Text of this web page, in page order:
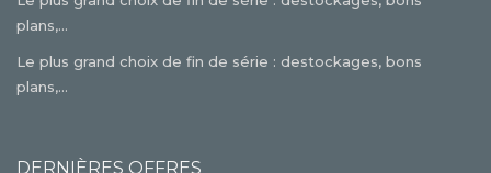
plans,...
Le plus grand choix de fin de série : destockages, bons
plans,...
DERNIÈRES OFFRES